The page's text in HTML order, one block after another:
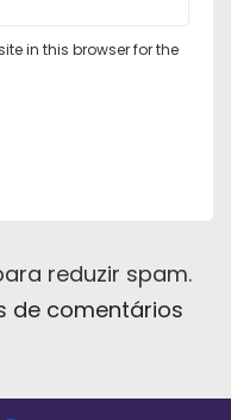
in this browser for the
reduzir spam.
de comentários